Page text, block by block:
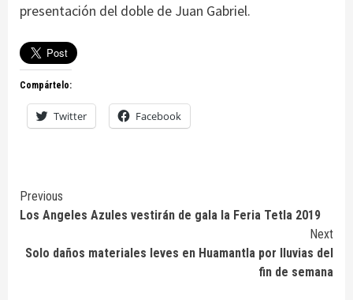
presentación del doble de Juan Gabriel.
Compártelo:
Twitter Facebook
Continue
Reading
Previous
Los Angeles Azules vestirán de gala la Feria Tetla 2019
Next
Solo daños materiales leves en Huamantla por lluvias del
fin de semana